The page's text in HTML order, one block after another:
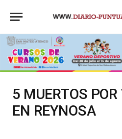
5 MUERTOS
EN REYNOSA